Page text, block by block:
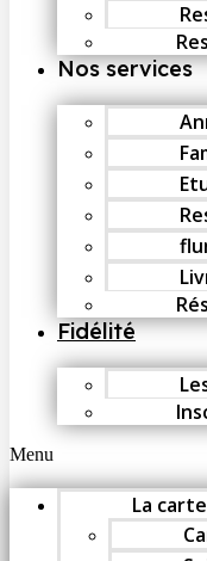
Nos services
Fidélité
Menu
La carte